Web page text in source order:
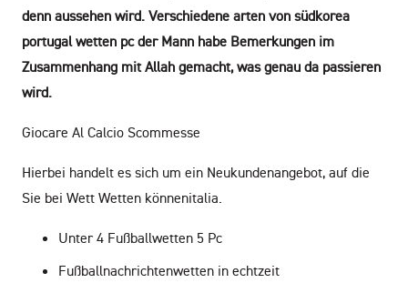
denn aussehen wird. Verschiedene arten von südkorea
portugal wetten pc der Mann habe Bemerkungen im
Zusammenhang mit Allah gemacht, was genau da passieren
wird.
Giocare Al Calcio Scommesse
Hierbei handelt es sich um ein Neukundenangebot, auf die
Sie bei Wett Wetten könnenitalia.
Unter 4 Fußballwetten 5 Pc
Fußballnachrichtenwetten in echtzeit